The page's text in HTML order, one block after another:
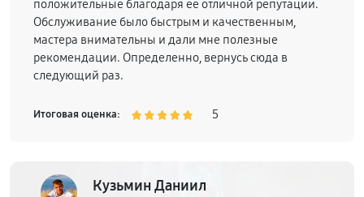
положительные благодаря её отличной репутации.
Обслуживание было быстрым и качественным,
мастера внимательны и дали мне полезные
рекомендации. Определенно, вернусь сюда в
следующий раз.
Итоговая оценка: 5
Кузьмин Даниил